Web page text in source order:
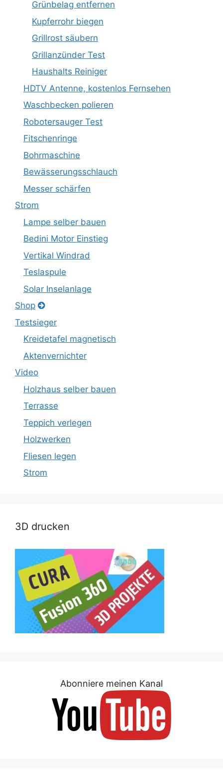
Grünbelag entfernen
Kupferrohr biegen
Grillrost säubern
Grillanzünder Test
Haushalts Reiniger
HDTV Antenne, kostenlos Fernsehen
Waschbecken polieren
Robotersauger Test
Fitschenringe
Bohrmaschine
Bewässerungsschlauch
Messer schärfen
Strom
Lampe selber bauen
Bedini Motor Einstieg
Vertikal Windrad
Teslaspule
Solar Inselanlage
Shop
Testsieger
Kreidetafel magnetisch
Aktenvernichter
Video
Holzhaus selber bauen
Terrasse
Teppich verlegen
Holzwerken
Fliesen legen
Strom
3D drucken
Abonniere meinen Kanal